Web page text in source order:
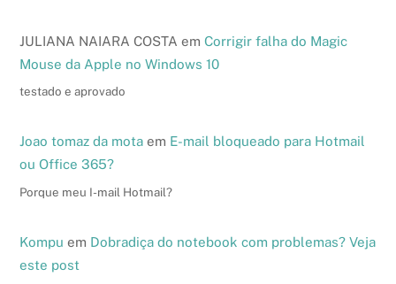
JULIANA NAIARA COSTA emCorrigir falha do Magic
Mouse da Apple no Windows 10
testado e aprovado
Joao tomaz da mota em E-mail bloqueado para Hotmail
ou Office 365?
Porque meu I-mail Hotmail?
Kompu em Dobradiça do notebook com problemas? Veja
este post